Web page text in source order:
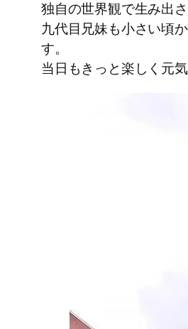
独自の世界観で生み出
九代目兄妹も小さい頃
す。
当日もきっと楽しく元